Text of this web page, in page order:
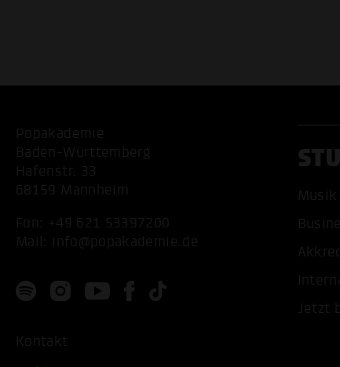
Popakademie
Baden-Württemberg
Hafenstr. 33
68159 Mannheim
Fon: +49 621 53397200
Mail: info@popakademie.de
Kontakt
Jetzt